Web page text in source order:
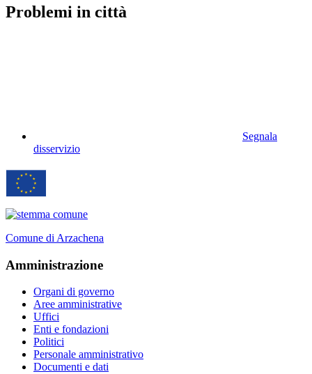
Problemi in città
Segnala
disservizio
Comune di Arzachena
Amministrazione
Organi di governo
Aree amministrative
Uffici
Enti e fondazioni
Politici
Personale amministrativo
Documenti e dati